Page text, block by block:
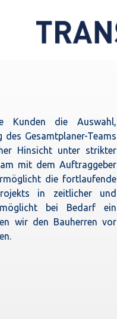
Kunden die Auswahl,
Gesamtplaner-Teams
Hinsicht unter strikter
mit dem Auftraggeber
die fortlaufende
in zeitlicher und
bei Bedarf ein
wir den Bauherren vor